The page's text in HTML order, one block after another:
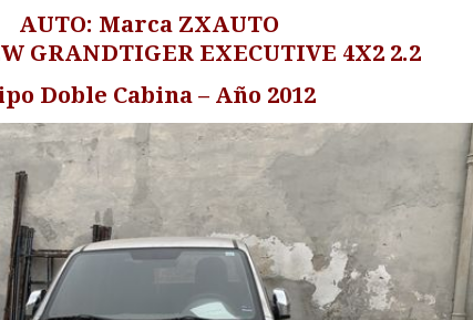
AUTO: Marca ZXAUTO
GRANDTIGER EXECUTIVE 4X2 2.2
Doble Cabina – Año 2012